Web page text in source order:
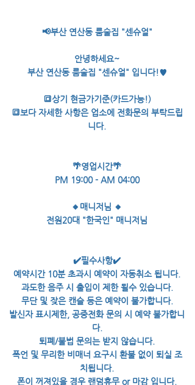
📢부산 연산동 룸술집 "센슈얼"
안녕하세요~
부산 연산동 룸술집 "센슈얼" 입니다!♥
🔳상기 현금가기준(카드가능!)
🔳보다 자세한 사항은 업소에 전화문의 부탁드립
니다.
🌴영업시간🌴
PM 19:00 - AM 04:00
🔸매니저님 🔸
전원20대 "한국인" 매니저님
✔️필수사항✔️
예약시간 10분 초과시 예약이 자동취소 됩니다.
과도한 음주 시 출입이 제한 될수 있습니다.
무단 및 잦은 캔슬 등은 예약이 불가합니다.
발신자 표시제한, 공중전화 문의 시 예약 불가합니
다.
퇴폐/불법 문의는 받지 않습니다.
폭언 및 무리한 비매너 요구시 환불 없이 퇴실 조
치됩니다.
폰이 꺼져있을 경우 랜덤휴무 or 마감 입니다.